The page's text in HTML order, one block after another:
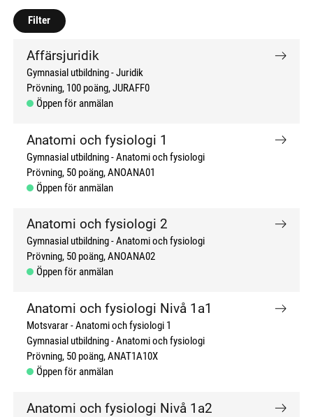
don't click me
Filter
Affärsjuridik
Gymnasial utbildning Juridik
Prövning 100 poäng JURAFF0
Öppen för anmälan
Anatomi och fysiologi 1
Gymnasial utbildning Anatomi och fysiologi
Prövning 50 poäng ANOANA01
Öppen för anmälan
Anatomi och fysiologi 2
Gymnasial utbildning Anatomi och fysiologi
Prövning 50 poäng ANOANA02
Öppen för anmälan
Anatomi och fysiologi Nivå 1a1
Motsvarar - Anatomi och fysiologi 1
Gymnasial utbildning Anatomi och fysiologi
Prövning 50 poäng ANAT1A10X
Öppen för anmälan
Anatomi och fysiologi Nivå 1a2